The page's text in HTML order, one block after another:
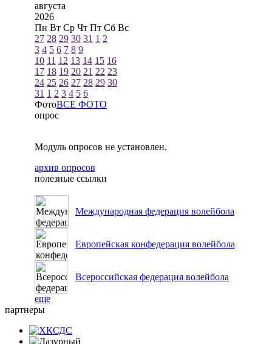
августа
2026
Пн Вт Ср Чт Пт Сб Вс
27 28 29 30 31 1 2
3 4 5 6 7 8 9
10 11 12 13 14 15 16
17 18 19 20 21 22 23
24 25 26 27 28 29 30
31 1 2 3 4 5 6
ФотоВСЕ ФОТО
опрос
Модуль опросов не установлен.
архив опросов
полезные ссылки
Международная федерация волейбола
Европейская конфедерация волейбола
Всероссийская федерация волейбола
еще
партнеры